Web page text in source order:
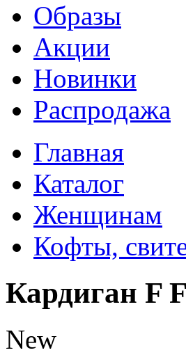
Образы
Акции
Новинки
Распродажа
Главная
Каталог
Женщинам
Кофты,
Кардиган F
New